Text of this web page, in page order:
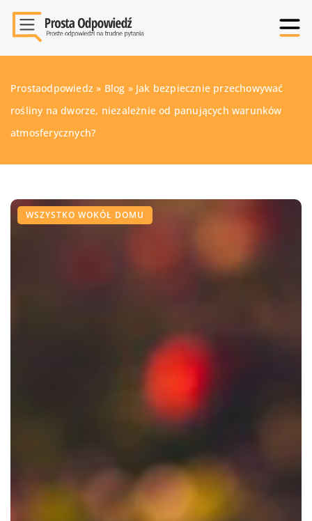
Prostaodpowiedz » Blog » Jak bezpiecznie przechowywać
rośliny na dworze, niezależnie od panujących warunków
atmosferycznych?
WSZYSTKO WOKÓŁ DOMU